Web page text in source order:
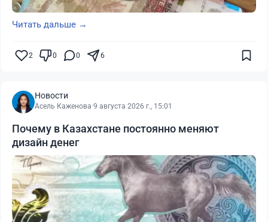
Читать дальше →
2 0 0 6
Новости
Асель Каженова·9 августа 2026 г., 15:01
Почему в Казахстане постоянно меняют
дизайн денег